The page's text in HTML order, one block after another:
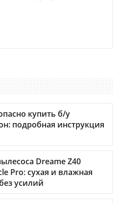
купить б/у
подробная инструкция
Dreame Z40
Pro: сухая и влажная
усилий